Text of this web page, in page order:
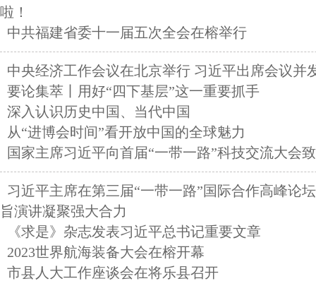
啦！
中共福建省委十一届五次全会在榕举行
中央经济工作会议在北京举行 习近平出席会议并
要论集萃丨用好“四下基层”这一重要抓手
深入认识历史中国、当代中国
从“进博会时间”看开放中国的全球魅力
国家主席习近平向首届“一带一路”科技交流大会
习近平主席在第三届“一带一路”国际合作高峰论
旨演讲凝聚强大合力
《求是》杂志发表习近平总书记重要文章
2023世界航海装备大会在榕开幕
市县人大工作座谈会在将乐县召开